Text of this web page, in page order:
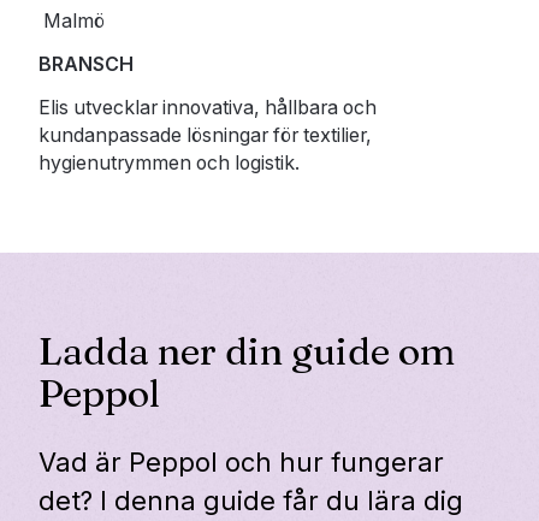
Malmö
BRANSCH
Elis utvecklar innovativa, hållbara och
kundanpassade lösningar för textilier,
hygienutrymmen och logistik.
Ladda ner din guide om
Peppol
Vad är Peppol och hur fungerar
det? I denna guide får du lära dig